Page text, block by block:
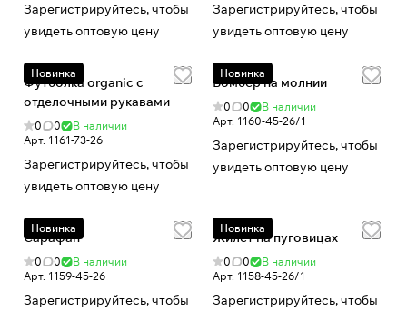
Зарегистрируйтесь, чтобы
увидеть оптовую цену
Зарегистрируйтесь, чтобы
увидеть оптовую цену
Новинка
Футболка organic с
отделочными рукавами
0 0
В наличии
Арт. 1161-73-26
Зарегистрируйтесь, чтобы
увидеть оптовую цену
Новинка
Бомбер на молнии
0 0
В наличии
Арт. 1160-45-26/1
Зарегистрируйтесь, чтобы
увидеть оптовую цену
Новинка
Сарафан
0 0
В наличии
Арт. 1159-45-26
Зарегистрируйтесь, чтобы
Новинка
Жилет на пуговицах
0 0
В наличии
Арт. 1158-45-26/1
Зарегистрируйтесь, чтобы